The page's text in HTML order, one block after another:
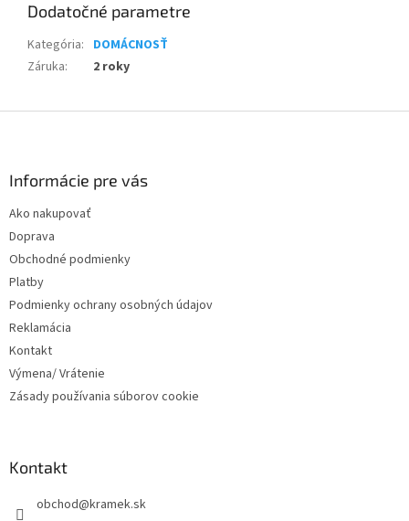
Dodatočné parametre
Kategória: DOMÁCNOSŤ
Záruka: 2 roky
Informácie pre vás
Ako nakupovať
Doprava
Obchodné podmienky
Platby
Podmienky ochrany osobných údajov
Reklamácia
Kontakt
Výmena/ Vrátenie
Zásady používania súborov cookie
Kontakt
obchod@kramek.sk